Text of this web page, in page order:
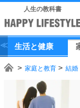
人生の教科書
生活と健康
家庭と教育 結婚